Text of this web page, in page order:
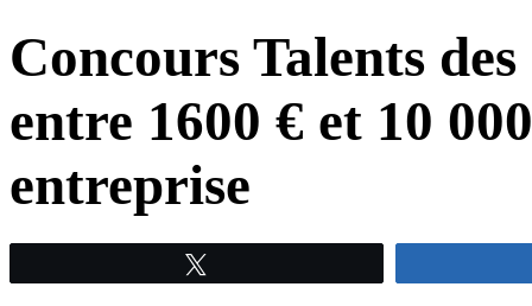
Concours Talents
entre 1600 € et 10
entreprise